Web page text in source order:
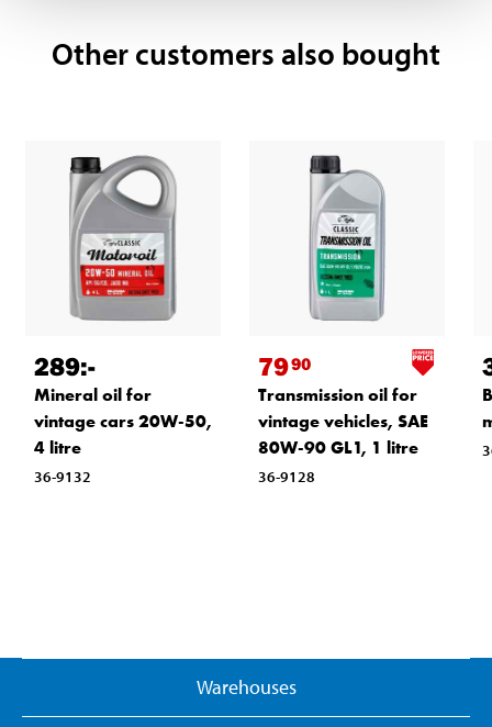
Other customers also bought
289:-
Mineral oil for
vintage cars 20W-50,
4 litre
36-9132
7990
Transmission oil for
vintage vehicles, SAE
80W-90 GL1, 1 litre
36-9128
Warehouses